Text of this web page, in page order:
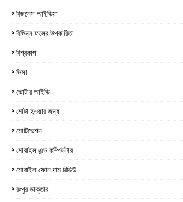
বিজনেস আইডিয়া
বিভিন্ন ফলের উপকারিতা
বিশ্বকাপ
ভিসা
ভোটার আইডি
মোটা হওয়ার জন্য
মোটিভেশন
মোবাইল এন্ড কম্পিউটার
মোবাইল ফোন দাম রিভিউ
রংপুর ডাক্তার